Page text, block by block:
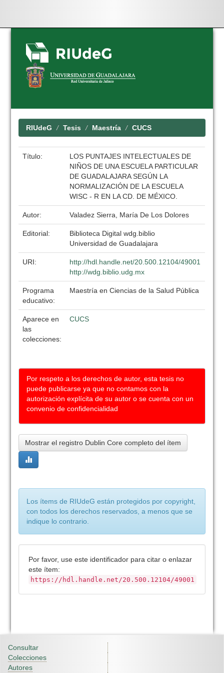
Skip
navigation
RIUdeG Tesis Maestría CUCS
Título:
LOS PUNTAJES INTELECTUALES DE
NIÑOS DE UNA ESCUELA PARTICULAR
DE GUADALAJARA SEGÚN LA
NORMALIZACIÓN DE LA ESCUELA
WISC - R EN LA CD. DE MÉXICO.
Autor: Valadez Sierra, María De Los Dolores
Editorial:
Biblioteca Digital wdg.biblio
Universidad de Guadalajara
URI:
http://hdl.handle.net/20.500.12104/49001
http://wdg.biblio.udg.mx
Programa
educativo:
Maestría en Ciencias de la Salud Pública
Aparece en
las
colecciones:
CUCS
Por respeto a los derechos de autor, esta tesis no
puede publicarse ya que no contamos con la
autorización explícita de su autor o se cuenta con un
convenio de confidencialidad
Mostrar el registro Dublin Core completo del ítem
Los ítems de RIUdeG están protegidos por copyright,
con todos los derechos reservados, a menos que se
indique lo contrario.
Por favor, use este identificador para citar o enlazar
este ítem:
https://hdl.handle.net/20.500.12104/49001
Consultar
Colecciones
Autores